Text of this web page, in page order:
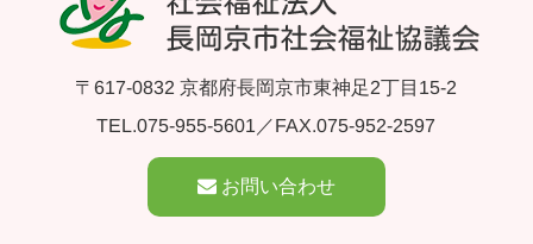
〒617-0832 京都府長岡京市東神足2丁目15-2
TEL.075-955-5601 ／FAX.075-952-2597
お問い合わせ